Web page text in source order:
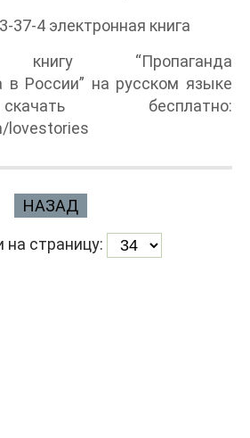
37-4 электронная книга
книгу “Пропаганда
в России” на русском языке
бесплатно:
lovestories
НАЗАД
на страницу: